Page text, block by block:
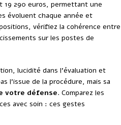
19 290 euros, permettant une
évoluent chaque année et
vérifiez la cohérence entre
sur les postes de
lucidité dans l’évaluation et
l’issue de la procédure, mais sa
votre défense. Comparez les
avec soin : ces gestes